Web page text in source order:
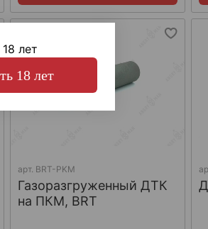
арт. BRT-PKM
Газоразгруженный ДТК
на ПКМ, BRT
лет
18 лет